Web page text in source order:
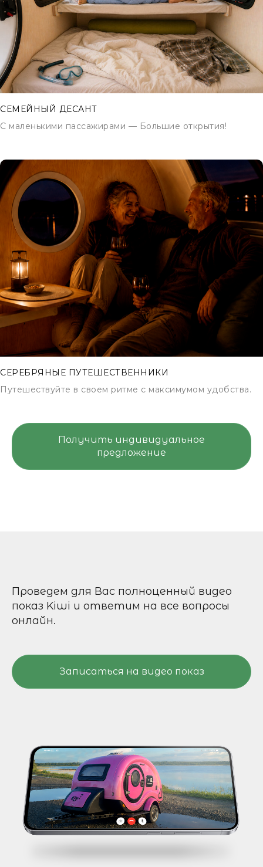
СЕМЕЙНЫЙ ДЕСАНТ
C маленькими пассажирами — Большие открытия!
СЕРЕБРЯНЫЕ ПУТЕШЕСТВЕННИКИ
Путешествуйте в своем ритме с максимумом удобства.
Получить индивидуальное
предложение
Проведем для Вас полноценный видео
показ Kiwi и ответим на все вопросы
онлайн.
Записаться на видео показ